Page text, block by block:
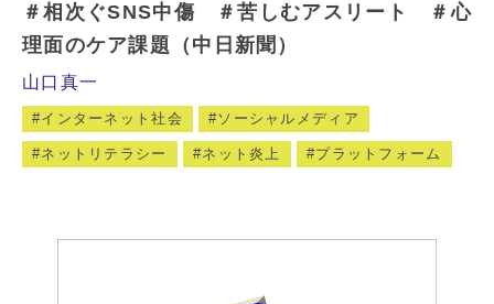
＃相次ぐSNS中傷 ＃苦しむアスリート ＃心
理面のケア課題（中日新聞）
山口真一
インターネット社会 ソーシャルメディア
ネットリテラシー ネット炎上 プラットフォーム